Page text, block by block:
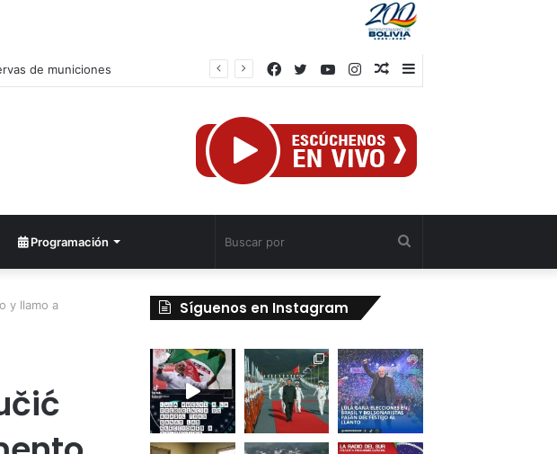
Partidos Comunistas y Obreros
Barra
Publicación
azar
Instagram
YouTube
Twitter
Facebook
Programación
y llamo a
Síguenos en Instagram